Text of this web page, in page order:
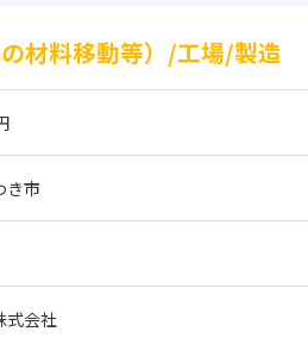
材料移動等）/工場/製造
き市
式会社